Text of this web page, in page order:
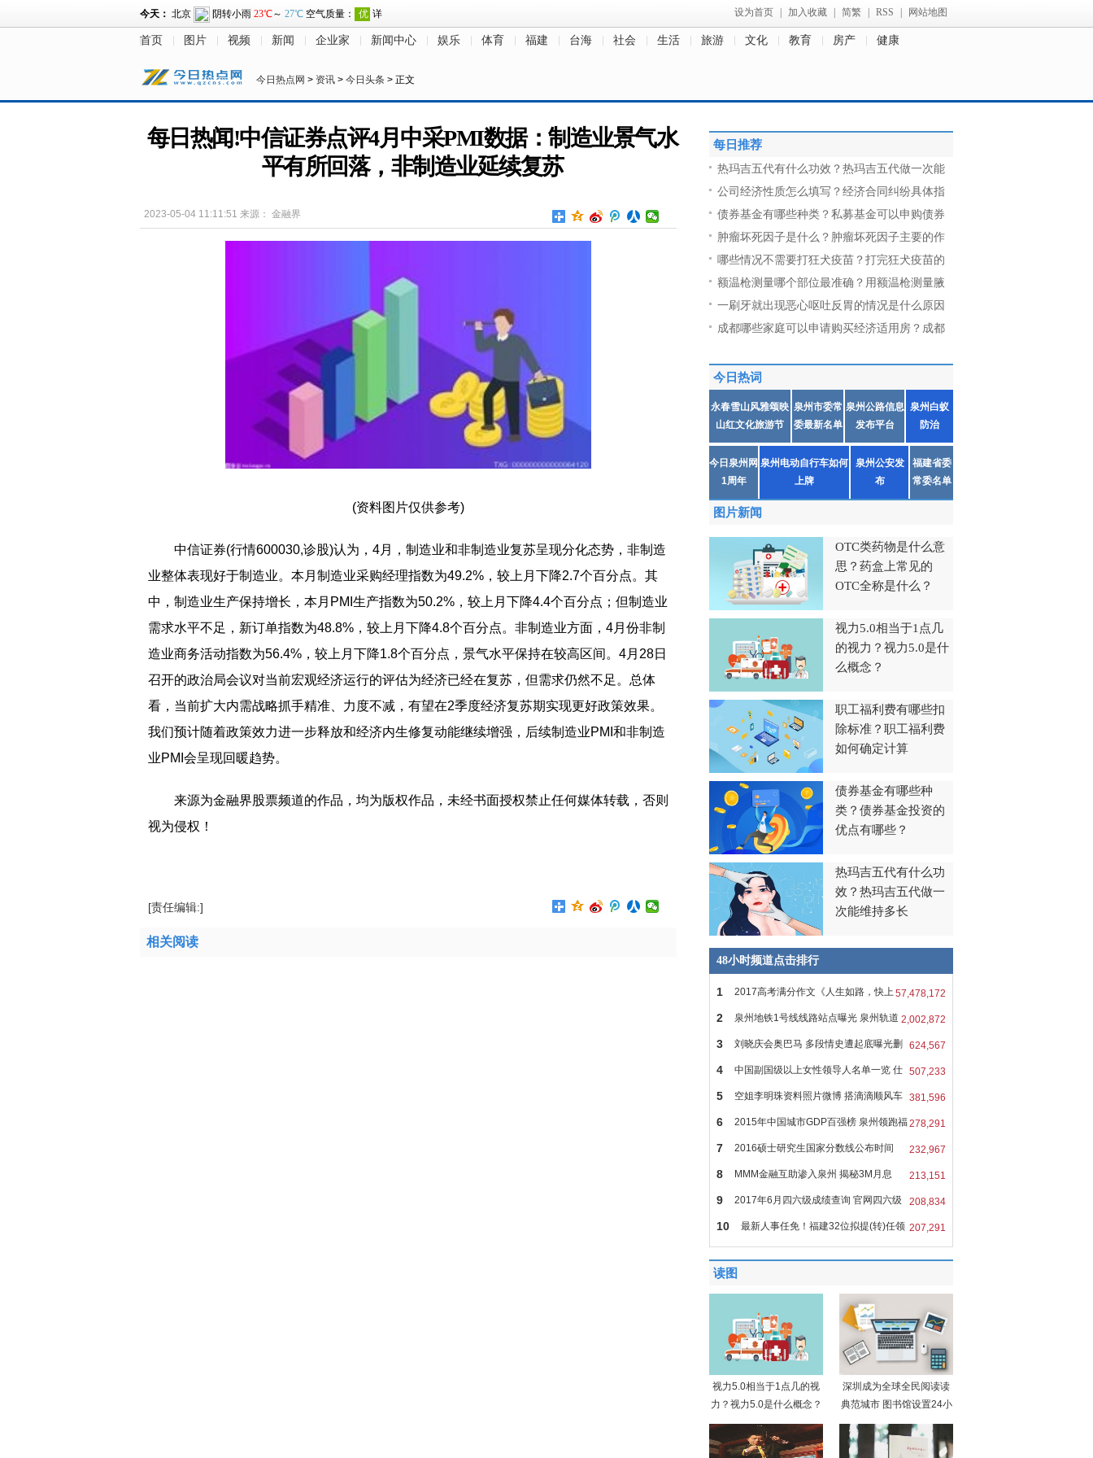
设为首页 加入收藏 简繁 RSS 网站地图
首页 图片 视频 新闻 企业家 新闻中心 娱乐 体育 福建 台海 社会 生活 旅游 文化 教育 房产 健康
今日热点网 > 资讯 > 今日头条 > 正文
每日热闻!中信证券点评4月中采PMI数据：制造业景气水
平有所回落，非制造业延续复苏
2023-05-04 11:11:51 来源： 金融界
(资料图片仅供参考)
中信证券(行情600030,诊股)认为，4月，制造业和非制造业复苏呈现分化态势，非制造
业整体表现好于制造业。本月制造业采购经理指数为49.2%，较上月下降2.7个百分点。其
中，制造业生产保持增长，本月PMI生产指数为50.2%，较上月下降4.4个百分点；但制造业
需求水平不足，新订单指数为48.8%，较上月下降4.8个百分点。非制造业方面，4月份非制
造业商务活动指数为56.4%，较上月下降1.8个百分点，景气水平保持在较高区间。4月28日
召开的政治局会议对当前宏观经济运行的评估为经济已经在复苏，但需求仍然不足。总体
看，当前扩大内需战略抓手精准、力度不减，有望在2季度经济复苏期实现更好政策效果。
我们预计随着政策效力进一步释放和经济内生修复动能继续增强，后续制造业PMI和非制造
业PMI会呈现回暖趋势。
来源为金融界股票频道的作品，均为版权作品，未经书面授权禁止任何媒体转载，否则
视为侵权！
[责任编辑:]
相关阅读
每日推荐
热玛吉五代有什么功效？热玛吉五代做一次能
公司经济性质怎么填写？经济合同纠纷具体指
债券基金有哪些种类？私募基金可以申购债券
肿瘤坏死因子是什么？肿瘤坏死因子主要的作
哪些情况不需要打狂犬疫苗？打完狂犬疫苗的
额温枪测量哪个部位最准确？用额温枪测量腋
一刷牙就出现恶心呕吐反胃的情况是什么原因
成都哪些家庭可以申请购买经济适用房？成都
今日热词
永春雪山风雅颂映
山红文化旅游节
泉州市委常
委最新名单
泉州公路信息
发布平台
泉州白蚁
防治
今日泉州网
1周年
泉州电动自行车如何
上牌
泉州公安发
布
福建省委
常委名单
图片新闻
OTC类药物是什么意
思？药盒上常见的
OTC全称是什么？
视力5.0相当于1点几
的视力？视力5.0是什
么概念？
职工福利费有哪些扣
除标准？职工福利费
如何确定计算
债券基金有哪些种
类？债券基金投资的
优点有哪些？
热玛吉五代有什么功
效？热玛吉五代做一
次能维持多长
48小时频道点击排行
57,478,172
1 2017高考满分作文《人生如路，快上
车吧 2,002,872
2 泉州地铁1号线线路站点曝光 泉州轨道
交 624,567
3 刘晓庆会奥巴马 多段情史遭起底曝光删
507,233
4 中国副国级以上女性领导人名单一览 仕
381,596
5 空姐李明珠资料照片微博 搭滴滴顺风车
278,291
6 2015年中国城市GDP百强榜 泉州领跑福
建 232,967
7 2016硕士研究生国家分数线公布时间
201 213,151
8 MMM金融互助渗入泉州 揭秘3M月息
30%的 208,834
9 2017年6月四六级成绩查询 官网四六级
成 207,291
10 最新人事任免！福建32位拟提(转)任领
导
读图
视力5.0相当于1点几的视
力？视力5.0是什么概念？
深圳成为全球全民阅读读
典范城市 图书馆设置24小